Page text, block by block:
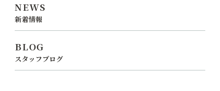
NEWS
新着情報
BLOG
スタッフブログ